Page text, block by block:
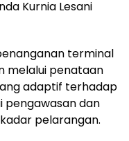
Kurnia Lesani
terminal
melalui penataan
adaptif terhadap
pengawasan dan
pelarangan.